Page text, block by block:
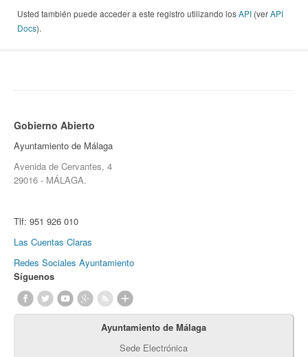
Usted también puede acceder a este registro utilizando losAPI (verAPI
Docs).
Gobierno Abierto
Ayuntamiento de Málaga
Avenida de Cervantes, 4
29016 - MÁLAGA.
Tlf: 951 926 010
Las Cuentas Claras
Redes Sociales Ayuntamiento
Síguenos
Ayuntamiento de Málaga
Sede Electrónica